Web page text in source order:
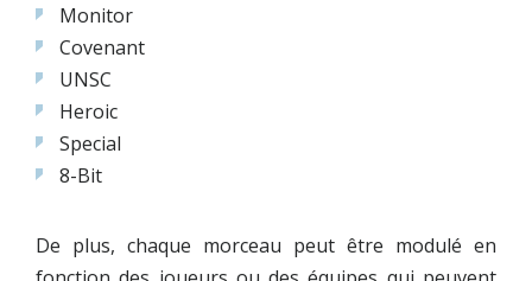
Monitor
Covenant
UNSC
Heroic
Special
8-Bit
De plus, chaque morceau peut être modulé en